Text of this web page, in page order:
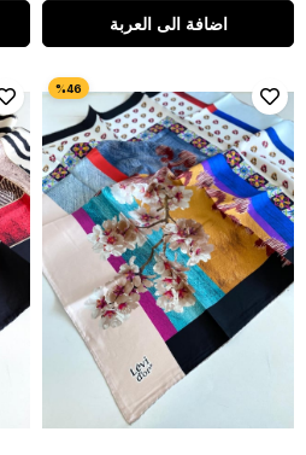
اضافة الى العربة